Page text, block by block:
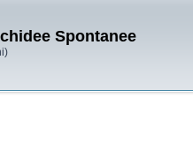
Spontanee